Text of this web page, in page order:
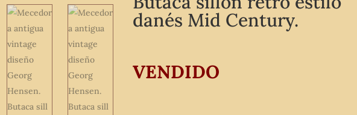
danés Mid Century.
VENDIDO